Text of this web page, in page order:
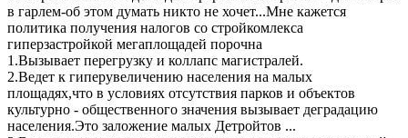
в гарлем-об этом думать никто не хочет...Мне кажется
политика получения налогов со стройкомлекса
гиперзастройкой мегаплощадей порочна
1.Вызывает перегрузку и коллапс магистралей.
2.Ведет к гиперувеличению населения на малых
площадях,что в условиях отсутствия парков и объектов
культурно - общественного значения вызывает деградацию
населения.Это заложение малых Детройтов ...